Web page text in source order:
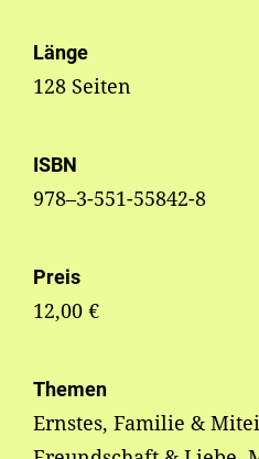
Länge
128 Seiten
ISBN
978–3-551-55842-8
Preis
12,00 €
Themen
Ernstes, Familie &